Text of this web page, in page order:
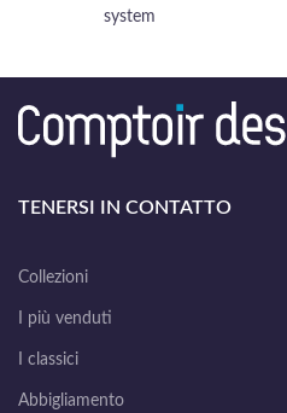
system
TENERSI IN CONTATTO
Collezioni
I più venduti
I classici
Abbigliamento